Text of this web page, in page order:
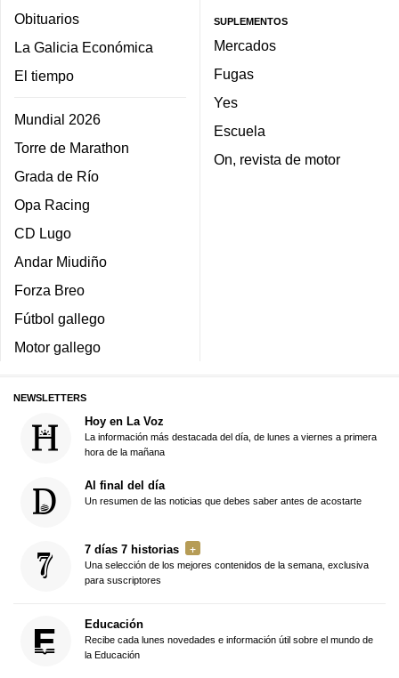
Obituarios
La Galicia Económica
El tiempo
Mundial 2026
Torre de Marathon
Grada de Río
Opa Racing
CD Lugo
Andar Miudiño
Forza Breo
Fútbol gallego
Motor gallego
SUPLEMENTOS
Mercados
Fugas
Yes
Escuela
On, revista de motor
NEWSLETTERS
Hoy en La Voz
La información más destacada del día, de lunes a viernes a primera
hora de la mañana
Al final del día
Un resumen de las noticias que debes saber antes de acostarte
7 días 7 historias
Una selección de los mejores contenidos de la semana, exclusiva
para suscriptores
Educación
Recibe cada lunes novedades e información útil sobre el mundo de
la Educación